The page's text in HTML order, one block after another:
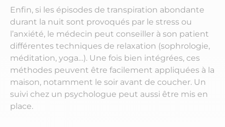
Enfin, si les épisodes de transpiration abondante
durant la nuit sont provoqués par le stress ou
l’anxiété, le médecin peut conseiller à son patient
différentes techniques de relaxation (sophrologie,
méditation, yoga…). Une fois bien intégrées, ces
méthodes peuvent être facilement appliquées à la
maison, notamment le soir avant de coucher. Un
suivi chez un psychologue peut aussi être mis en
place.